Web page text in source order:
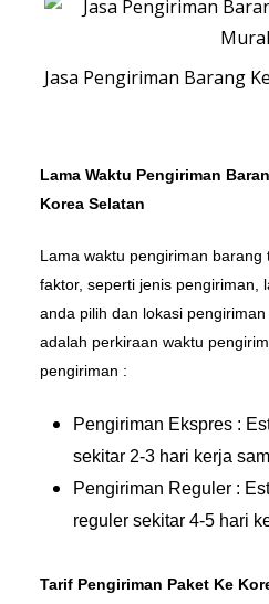
Jasa Pengiriman Barang
Lama Waktu Pengiriman
Korea Selatan
Lama waktu pengiriman
faktor, seperti jenis pengiriman,
anda pilih dan lokasi
adalah perkiraan waktu
pengiriman :
Pengiriman Ekspres :
sekitar 2-3 hari kerja
Pengiriman Reguler :
reguler sekitar 4-5 hari
Tarif Pengiriman Paket Ke